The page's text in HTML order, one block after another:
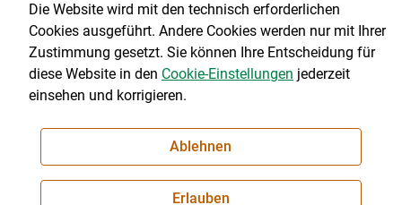
Impressum|Kontakt|Datenschutzerklärung|Barrierefreiheit|
Cookie-Einstellungen
NEWSLETTER
Die Website wird mit den technisch erforderlichen
Cookies ausgeführt. Andere Cookies werden nur mit Ihrer
Zustimmung gesetzt. Sie können Ihre Entscheidung für
diese Website in den Cookie-Einstellungen jederzeit
einsehen und korrigieren.
Ablehnen
Erlauben